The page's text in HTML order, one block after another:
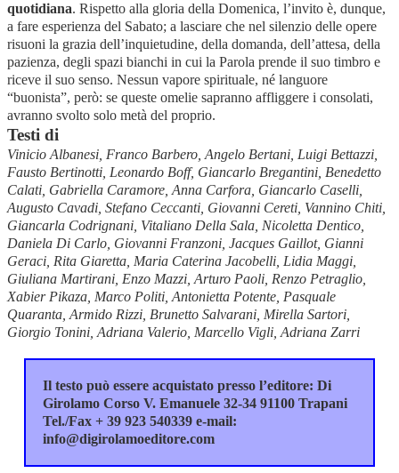
quotidiana. Rispetto alla gloria della Domenica, l’invito è, dunque,
a fare esperienza del Sabato; a lasciare che nel silenzio delle opere
risuoni la grazia dell’inquietudine, della domanda, dell’attesa, della
pazienza, degli spazi bianchi in cui la Parola prende il suo timbro e
riceve il suo senso. Nessun vapore spirituale, né languore
“buonista”, però: se queste omelie sapranno affliggere i consolati,
avranno svolto solo metà del proprio.
Testi di
Vinicio Albanesi, Franco Barbero, Angelo Bertani, Luigi Bettazzi,
Fausto Bertinotti, Leonardo Boff, Giancarlo Bregantini, Benedetto
Calati, Gabriella Caramore, Anna Carfora, Giancarlo Caselli,
Augusto Cavadi, Stefano Ceccanti, Giovanni Cereti, Vannino Chiti,
Giancarla Codrignani, Vitaliano Della Sala, Nicoletta Dentico,
Daniela Di Carlo, Giovanni Franzoni, Jacques Gaillot, Gianni
Geraci, Rita Giaretta, Maria Caterina Jacobelli, Lidia Maggi,
Giuliana Martirani, Enzo Mazzi, Arturo Paoli, Renzo Petraglio,
Xabier Pikaza, Marco Politi, Antonietta Potente, Pasquale
Quaranta, Armido Rizzi, Brunetto Salvarani, Mirella Sartori,
Giorgio Tonini, Adriana Valerio, Marcello Vigli, Adriana Zarri
Il testo può essere acquistato presso l’editore: Di
Girolamo Corso V. Emanuele 32-34 91100 Trapani
Tel./Fax + 39 923 540339 e-mail:
info@digirolamoeditore.com